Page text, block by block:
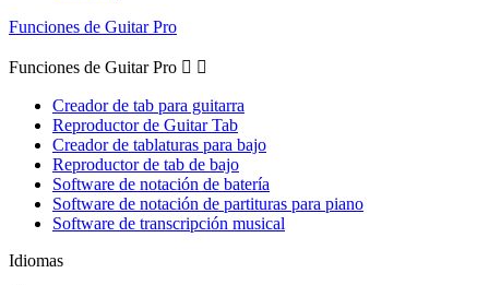
Funciones de Guitar Pro
Funciones de Guitar Pro  
Creador de tab para guitarra
Reproductor de Guitar Tab
Creador de tablaturas para bajo
Reproductor de tab de bajo
Software de notación de batería
Software de notación de partituras para piano
Software de transcripción musical
Idiomas